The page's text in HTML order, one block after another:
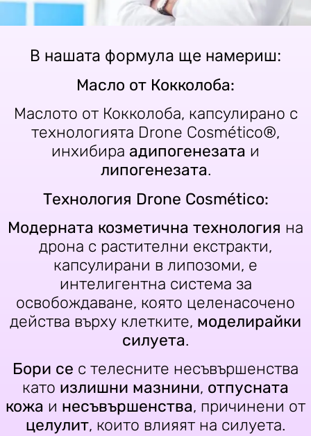
В нашата формула ще намериш:
Масло от Кокколоба:
Маслото от Кокколоба, капсулирано с
технологията Drone Cosmético®,
инхибира адипогенезата и
липогенезата.
Технология Drone Cosmético:
Модерната козметична технология на
дрона с растителни екстракти,
капсулирани в липозоми, е
интелигентна система за
освобождаване, която целенасочено
действа върху клетките, моделирайки
силуета.
Бори се с телесните несъвършенства
като излишни мазнини, отпусната
кожа и несъвършенства, причинени от
целулит, които влияят на силуета.